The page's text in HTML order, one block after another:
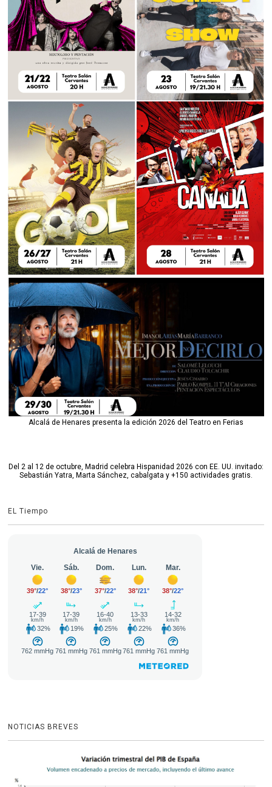
Alcalá de Henares presenta la edición 2026 del Teatro en Ferias
Del 2 al 12 de octubre, Madrid celebra Hispanidad 2026 con EE. UU. invitado:
Sebastián Yatra, Marta Sánchez, cabalgata y +150 actividades gratis.
EL Tiempo
NOTICIAS BREVES